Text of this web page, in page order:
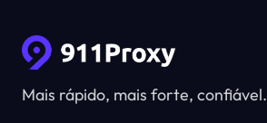
Mais rápido, mais forte, confiável.